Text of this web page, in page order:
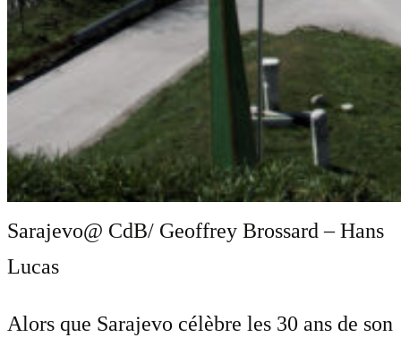
Sarajevo@ CdB/ Geoffrey Brossard – Hans
Lucas
Alors que Sarajevo célèbre les 30 ans de son